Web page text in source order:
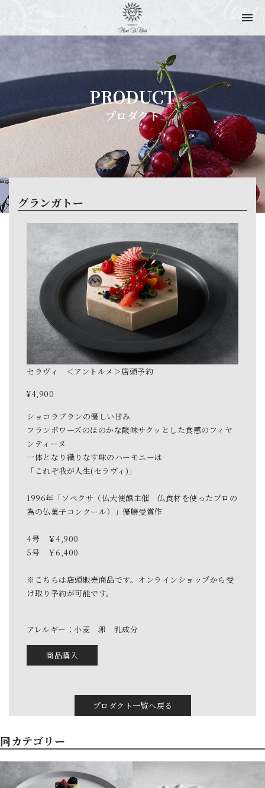
PRODUCT
プロダクト
グランガトー
セラヴィ ＜アントルメ＞店頭予約
¥4,900
ショコラブランの優しい甘み
フランボワーズのほのかな酸味サクッとした食感のフィヤ
ンティーヌ
一体となり織りなす味のハーモニーは
「これぞ我が人生(セラヴィ)」
1996年「ソペクサ（仏大使館主催 仏食材を使ったプロの
為の仏菓子コンクール）」優勝受賞作
4号 ￥4,900
5号 ￥6,400
※こちらは店頭販売商品です。オンラインショップから受
け取り予約が可能です。
アレルギー：小麦 卵 乳成分
商品購入
プロダクト一覧へ戻る
同カテゴリー